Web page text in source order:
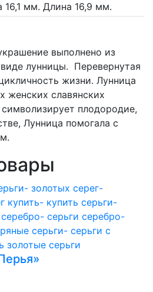
16,1 мм. Длина 16,9 мм.
выполнено из
лунницы. Перевернутая
жизни. Лунница
женских славянских
плодородие,
Лунница помогала с